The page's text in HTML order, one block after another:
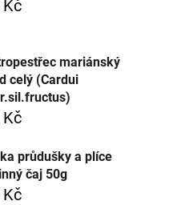
mariánský
celý (Cardui
Kč
průdušky a plíce
čaj 50g
Kč